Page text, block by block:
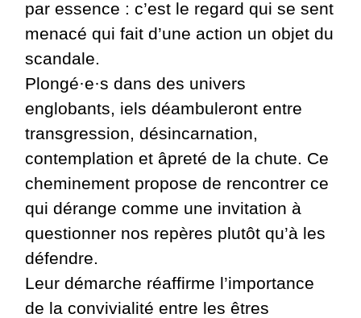
par essence : c’est le regard qui se sent
menacé qui fait d’une action un objet du
scandale.
Plongé·e·s dans des univers
englobants, iels déambuleront entre
transgression, désincarnation,
contemplation et âpreté de la chute. Ce
cheminement propose de rencontrer ce
qui dérange comme une invitation à
questionner nos repères plutôt qu’à les
défendre.
Leur démarche réaffirme l’importance
de la convivialité entre les êtres